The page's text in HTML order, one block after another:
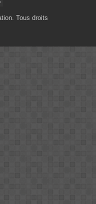
Tous droits